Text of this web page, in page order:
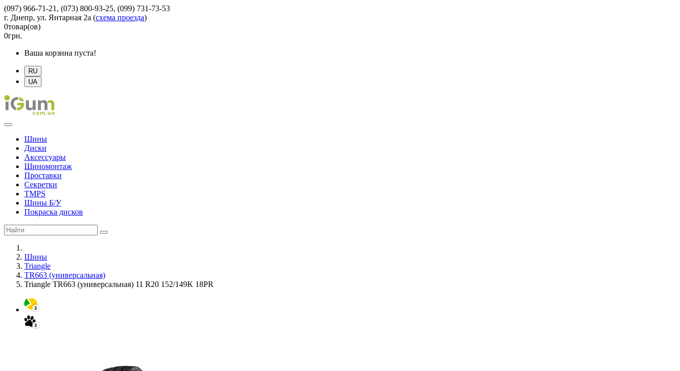
(097) 966-71-21, (073) 800-93-25, (099) 731-73-53
г. Днепр, ул. Янтарная 2а (схема проезда)
0товар(ов)
0грн.
Ваша корзина пуста!
RU
UA
Шины
Диски
Аксессуары
Шиномонтаж
Проставки
Секретки
TMPS
Шины Б/У
Покраска дисков
Шины
Triangle
TR663 (универсальная)
Triangle TR663 (универсальная) 11 R20 152/149K 18PR